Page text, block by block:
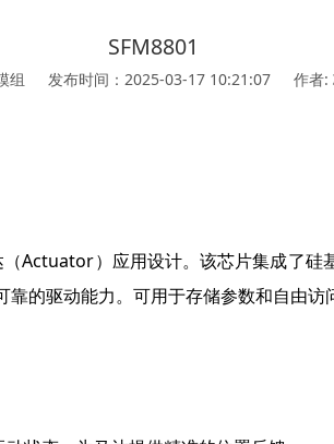
SFM8801
组 发布时间：2025-03-17 10:21:07 作者:
（Actuator）应用设计。该芯片集成了硅
的驱动能力。可用于存储参数和自由访